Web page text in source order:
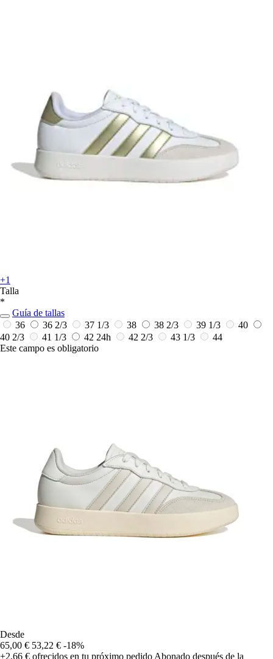
+1
Talla
*
Guía de tallas
36
36 2/3 37 1/3 38 38 2/3 39 1/3
40
40 2/3
41 1/3 42 24h 42 2/3 43 1/3
44
Este campo es obligatorio
Desde
65,00 € 53,22 € -18%
+2,66 € ofrecidos en tu próximo pedido Abonado después de la